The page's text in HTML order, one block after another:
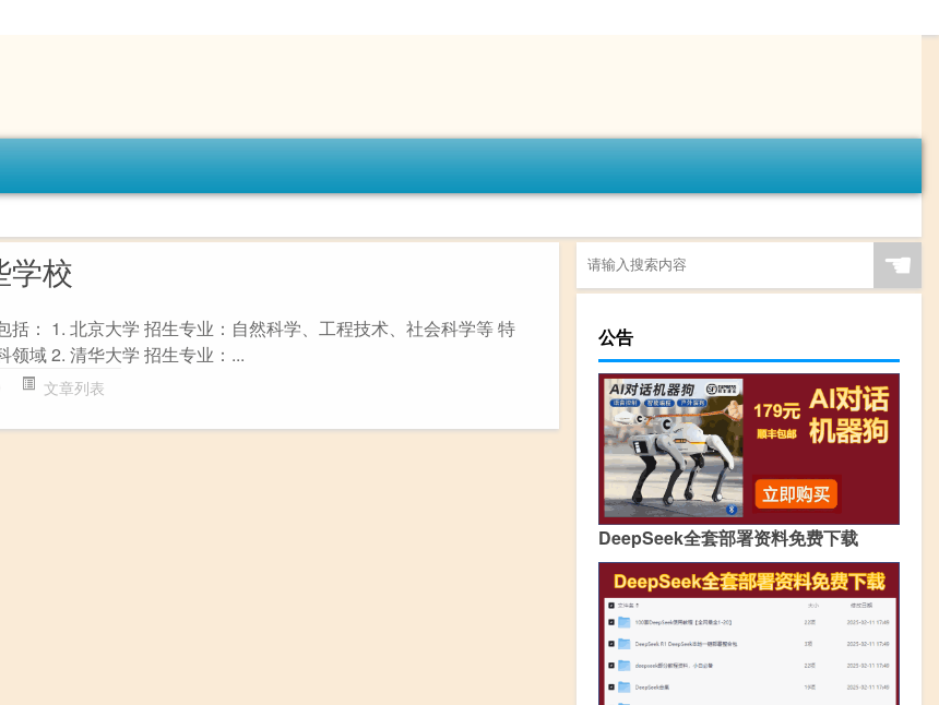
学校
括： 1. 北京大学 招生专业：自然科学、工程技术、社会科学等 特
领域 2. 清华大学 招生专业：...
文章列表
☚
公告
DeepSeek全套部署资料免费下载